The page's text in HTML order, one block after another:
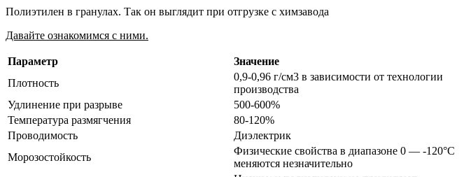
Полиэтилен в гранулах. Так он выглядит при отгрузке с химзавода
Давайте ознакомимся с ними.
Параметр
Значение
Плотность
0,9-0,96 г/см3 в зависимости от технологии
производства
Удлинение при разрыве
500-600%
Температура размягчения
80-120%
Проводимость
Диэлектрик
Морозостойкость
Физические свойства в диапазоне 0 — -120°С
меняются незначительно